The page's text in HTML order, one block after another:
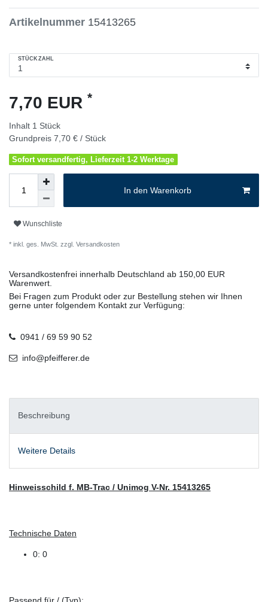
Artikelnummer 15413265
STÜCKZAHL
7,70 EUR *
Inhalt 1 Stück
Grundpreis 7,70 € / Stück
Sofort versandfertig, Lieferzeit 1-2 Werktage
In den Warenkorb
Wunschliste
* inkl. ges. MwSt. zzgl. Versandkosten
Versandkostenfrei innerhalb Deutschland ab 150,00 EUR
Warenwert.
Bei Fragen zum Produkt oder zur Bestellung stehen wir Ihnen
gerne unter folgendem Kontakt zur Verfügung:
0941 / 69 59 90 52
info@pfeifferer.de
Beschreibung
Weitere Details
Hinweisschild f. MB-Trac / Unimog V-Nr. 15413265
Technische Daten
0: 0